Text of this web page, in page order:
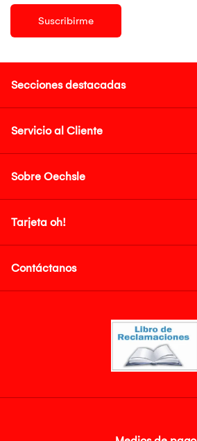
Suscribirme
Secciones destacadas
Servicio al Cliente
Sobre Oechsle
Tarjeta oh!
Contáctanos